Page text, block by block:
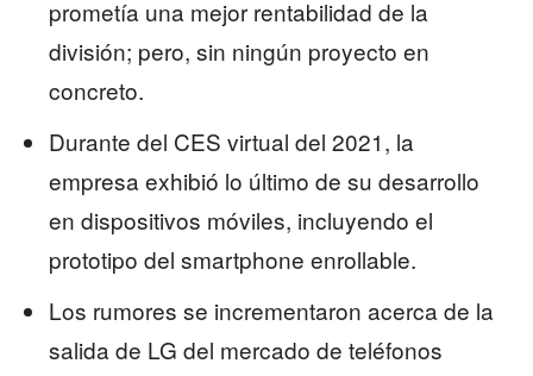
prometía una mejor rentabilidad de la
división; pero, sin ningún proyecto en
concreto.
Durante del CES virtual del 2021, la
empresa exhibió lo último de su desarrollo
en dispositivos móviles, incluyendo el
prototipo del smartphone enrollable.
Los rumores se incrementaron acerca de la
salida de LG del mercado de teléfonos